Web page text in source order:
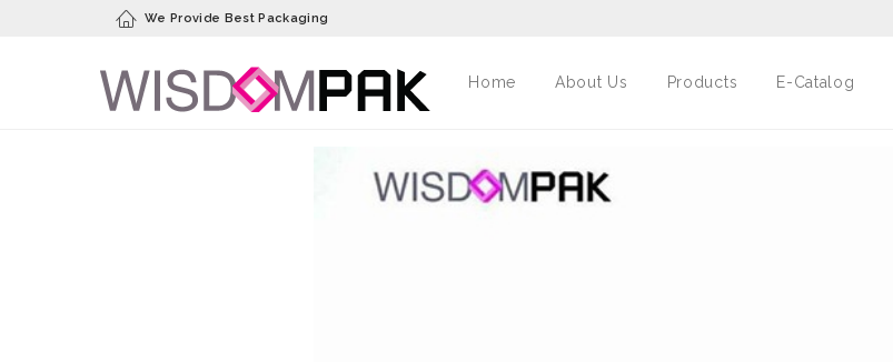
We Provide Best Packaging
Home About Us Products E-Catalog